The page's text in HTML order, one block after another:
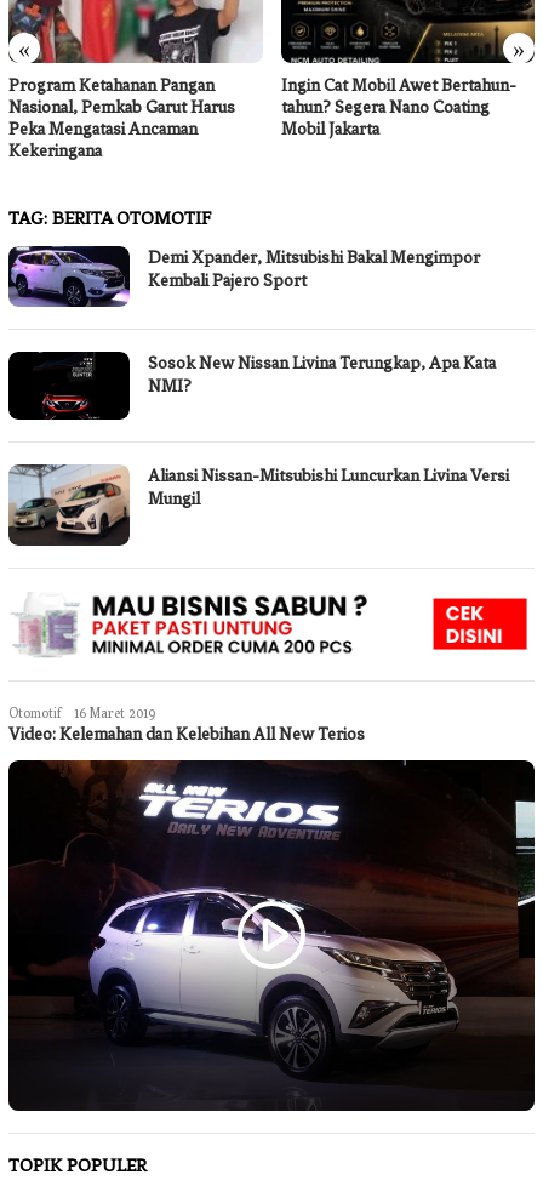
« »
Program Ketahanan Pangan
Nasional, Pemkab Garut Harus
Peka Mengatasi Ancaman
Kekeringana
Ingin Cat Mobil Awet Bertahun-
tahun? Segera Nano Coating
Mobil Jakarta
TAG: BERITA OTOMOTIF
Demi Xpander, Mitsubishi Bakal Mengimpor
Kembali Pajero Sport
Sosok New Nissan Livina Terungkap, Apa Kata
NMI?
Aliansi Nissan-Mitsubishi Luncurkan Livina Versi
Mungil
OtomotifJurnalkotatoday
16 Maret 2019
Video: Kelemahan dan Kelebihan All New Terios
TOPIK POPULER